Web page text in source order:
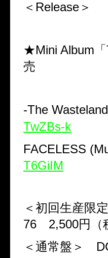
＜Release＞
★Mini Album 「
売
-The Wasteland
TwZBs-k
FACELESS
T6GiIM
＜初回生産限
76
2,500円（
＜通常盤＞